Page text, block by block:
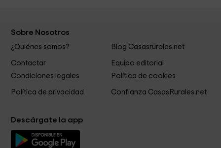
Sobre Nosotros
¿Quiénes somos? Blog Casasrurales.net
Contactar
Equipo editorial
Condiciones legales
Política de cookies
Política de privacidad Confianza CasasRurales.net
Descárgate la app